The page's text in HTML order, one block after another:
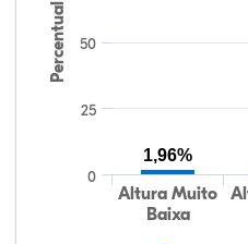
Percentual
Altura Muito
Baixa
0
25
50
1,96%